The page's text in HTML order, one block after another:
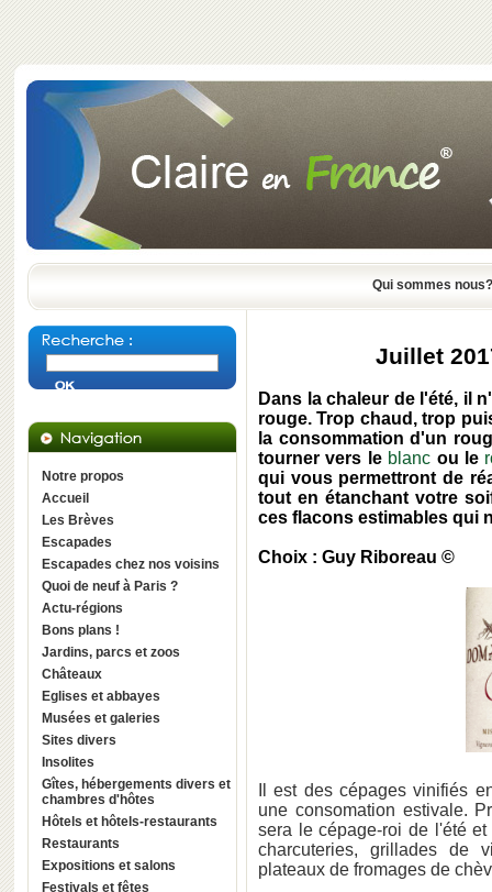
Qui sommes nous?
Notre propos
Accueil
Les Brèves
Escapades
Escapades chez nos voisins
Quoi de neuf à Paris ?
Actu-régions
Bons plans !
Jardins, parcs et zoos
Châteaux
Eglises et abbayes
Musées et galeries
Sites divers
Insolites
Gîtes, hébergements divers et
chambres d'hôtes
Hôtels et hôtels-restaurants
Restaurants
Expositions et salons
Festivals et fêtes
Juillet
Dans la chaleur de l'été, il
rouge. Trop chaud, trop
la consommation d'un
tourner vers le blanc ou le
qui vous permettront de
tout en étanchant votre
ces flacons estimables qui
Choix : Guy Riboreau ©
Il est des cépages vinifiés
une consomation estivale.
sera le cépage-roi de l'été
charcuteries, grillades de
plateaux de fromages de